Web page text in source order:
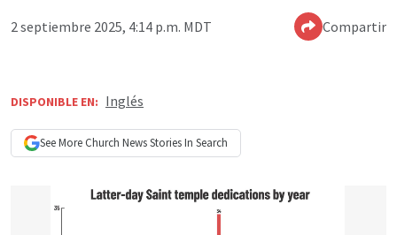
2 septiembre 2025, 4:14 p.m. MDT Compartir
DISPONIBLE EN: Inglés
See More Church NewsStories In Search